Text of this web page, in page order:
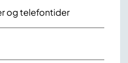
og telefontider